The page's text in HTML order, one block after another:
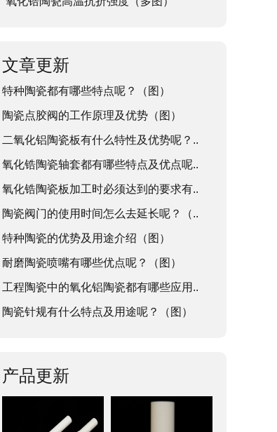
文章更新
特种陶瓷都有哪些特点呢？（图）
陶瓷点胶阀的工作原理及优势（图）
二氧化铝陶瓷板有什么特性及优势呢？..
氧化锆陶瓷轴套都有哪些特点及优点呢..
氧化锆陶瓷板加工时必须达到的要求有..
陶瓷阀门的使用时间怎么去延长呢？（..
特种陶瓷的优势及用途介绍（图）
耐磨陶瓷喷嘴有哪些优点呢？（图）
工程陶瓷中的氧化铝陶瓷都有哪些应用..
陶瓷针规有什么特点及用途呢？（图）
产品更新